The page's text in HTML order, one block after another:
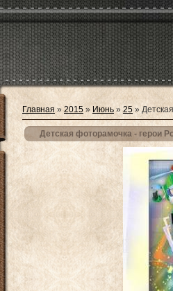
Главная » 2015 » Июнь » 25 »
Детская фоторамочка - герои